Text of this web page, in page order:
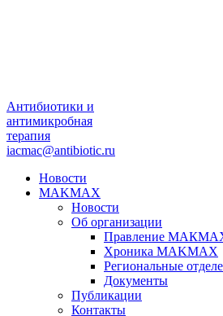
Антибиотики и
антимикробная
терапия
iacmac@antibiotic.ru
Новости
MAKMAX
Новости
Об организации
Правление
Хроника MAKMAX
Региональные
Документы
Публикации
Контакты